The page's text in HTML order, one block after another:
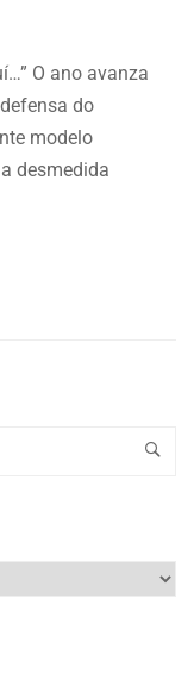
O ano avanza
do
modelo
desmedida